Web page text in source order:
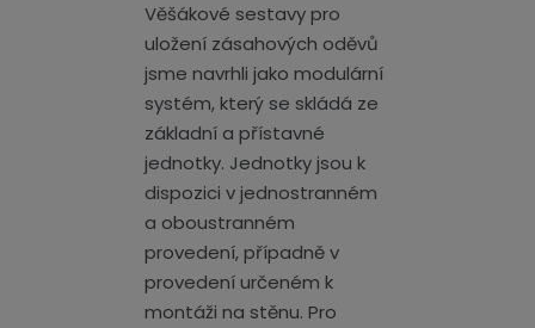
Věšákové sestavy pro
uložení zásahových oděvů
jsme navrhli jako modulární
systém, který se skládá ze
základní a přístavné
jednotky. Jednotky jsou k
dispozici v jednostranném
a oboustranném
provedení, případně v
provedení určeném k
montáži na stěnu. Pro